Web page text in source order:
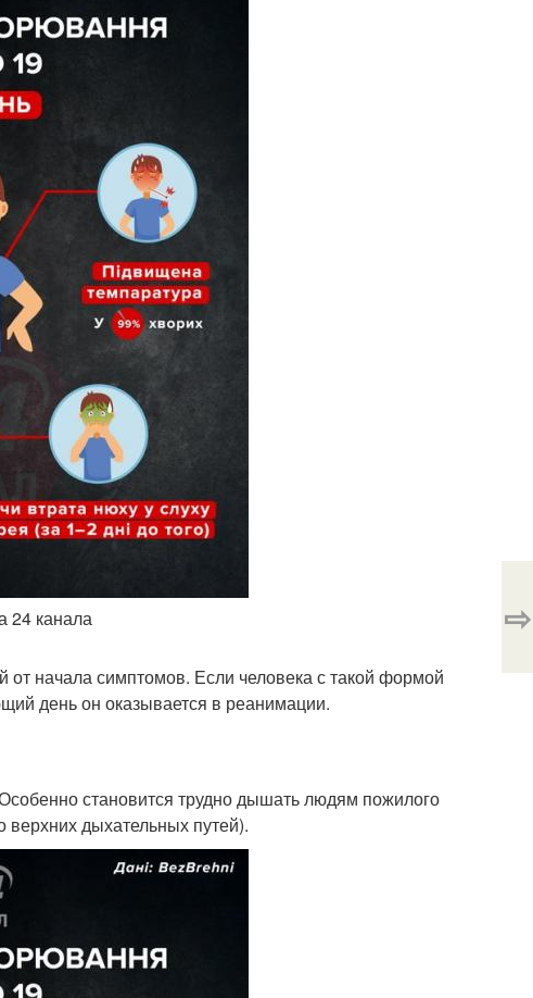
24 канала
начала симптомов. Если человека с такой формой
день он оказывается в реанимации.
становится трудно дышать людям пожилого
верхних дыхательных путей).
⇨